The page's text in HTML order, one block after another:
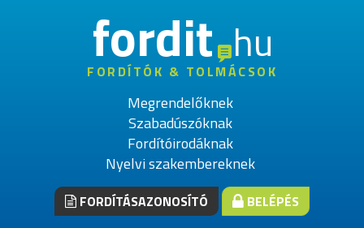
fordithu
FORDÍTÓK & TOLMÁCSOK
Megrendelőknek
Szabadúszóknak
Fordítóirodáknak
Nyelvi szakembereknek
FORDÍTÁSAZONOSÍTÓ BELÉPÉS